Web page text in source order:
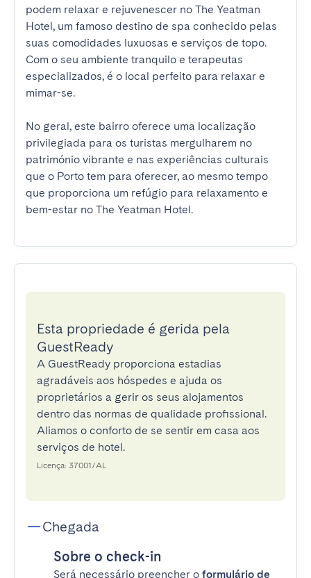
podem relaxar e rejuvenescer no The Yeatman
Hotel, um famoso destino de spa conhecido pelas
suas comodidades luxuosas e serviços de topo.
Com o seu ambiente tranquilo e terapeutas
especializados, é o local perfeito para relaxar e
mimar-se.
No geral, este bairro oferece uma localização
privilegiada para os turistas mergulharem no
património vibrante e nas experiências culturais
que o Porto tem para oferecer, ao mesmo tempo
que proporciona um refúgio para relaxamento e
bem-estar no The Yeatman Hotel.
Esta propriedade é gerida pela
GuestReady
A GuestReady proporciona estadias
agradáveis aos hóspedes e ajuda os
proprietários a gerir os seus alojamentos
dentro das normas de qualidade profissional.
Aliamos o conforto de se sentir em casa aos
serviços de hotel.
Licença: 37001/AL
Chegada
Sobre o check-in
Será necessário preencher o formulário de